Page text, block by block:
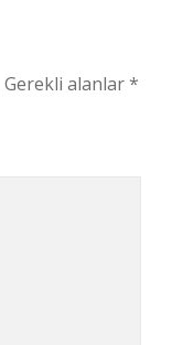
Gerekli alanlar*